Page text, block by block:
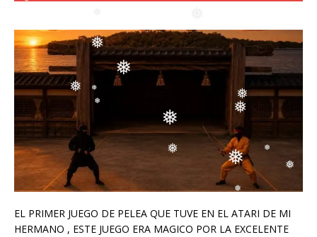
❅
❅ ❅
❅
❅
❅
❅
❅
❅ ❅
❅
❅
❅
EL PRIMER JUEGO DE PELEA QUE TUVE EN EL ATARI DE MI
HERMANO , ESTE JUEGO ERA MAGICO POR LA EXCELENTE